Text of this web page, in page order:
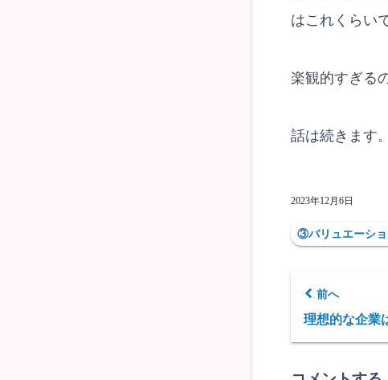
はこれくらい
楽観的すぎる
話は続きます。
2023年12月6日
③バリュエーショ
前へ
理想的な企業